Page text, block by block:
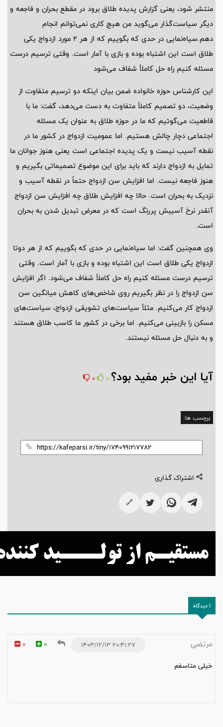
منتشر شود، یعنی گزارش پدیده طلاق برود در مقطع بحران و فاجعه و
دیگر سیاست‌گذار می‌گوید من هیچ کاری نمی‌توانم انجام
دهم.سیاه‌نمایی در حدی که بگوییم که از هر 2 مورد ازدواج یکی
طلاق است این اشتباه بوده و بازی با آمار است. وقتی ترسیم درست
مسئله کنیم راه حل کاملاً شفاف می‌شود
این کارشناس حوزه خانواده ضمن بیان اینکه دو ترسیم متفاوت از
وضعیت، دو تصمیم کاملاً متفاوت به دست می‌دهد، گفت: ما با
قاطعیت می‌گوئیم که ما در حوزه طلاق به عنوان یک مسئله
اجتماعی دچار چالش هستیم. اما عمومیت ازدواج در کشور ما در
نقطه آسیب نیست و یک پدیده اجتماعی است یعنی هنوز جوانان ما
تمایل به ازدواج دارند که باید برای این موضوع تصمیماتی بگیریم و
هنوز فاجعه نیست. اما افزایش سن ازدواج حتماً در نقطه آسیب و
نزدیک به بحران است. حالا چه افزایش طلاق چه افزایش سن ازدواج
آنقدر نرخ آسیبش پررنگ است که در معرض تبدیل شدن به بحران
است.
وی همچنین گفت: اما سیاه‌نمایی در حدی که بگوییم که از هر دوتا
ازدواج یکی طلاق است این اشتباه بوده و بازی با آمار است. وقتی
ترسیم درست مسئله کنیم راه حل کاملاً شفاف می‌شود. اگر افزایش
سن ازدواج را در نظر بگیریم روی شاخص‌های کاهش میانگین سن
ازدواج کار می‌کنیم. مثلاً سیاست‌های تشویقی ازدواج، سیاست‌های
مسکن را بازبینی می‌کنیم. اما برخی در کشور ما کاسب طلاق هستند
و به دنبال حل مسئله نیستند.
آیا این خبر مفید بود؟ 0
0
برچسب ها:
اشتراک گذاری
🔗
1 دیدگاه
مرتضی 0
0 ۲۰:۴۱:۲۷ ۱۴۰۳/۱۲/۱۳
خیلی متاسفم